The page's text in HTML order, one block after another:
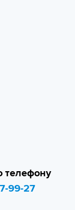
телефону
99-27